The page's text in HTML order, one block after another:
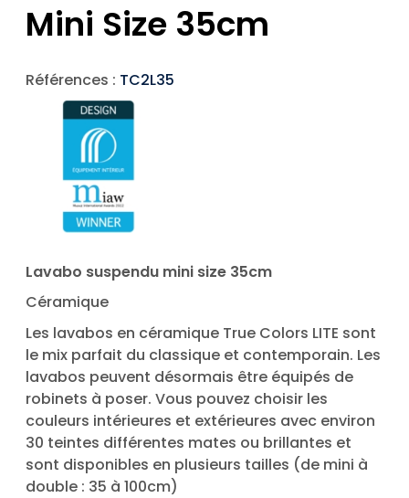
Mini Size 35cm
Références : TC2L35
Lavabo suspendu mini size 35cm
Céramique
Les lavabos en céramique True Colors LITE sont
le mix parfait du classique et contemporain. Les
lavabos peuvent désormais être équipés de
robinets à poser. Vous pouvez choisir les
couleurs intérieures et extérieures avec environ
30 teintes différentes mates ou brillantes et
sont disponibles en plusieurs tailles (de mini à
double : 35 à 100cm)